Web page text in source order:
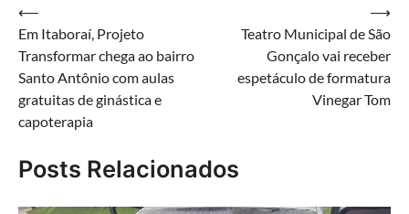
Navegação
de
Post
⟵
Em Itaboraí, Projeto
Transformar chega ao bairro
Santo Antônio com aulas
gratuitas de ginástica e
capoterapia
Teatro Municipal de São
Gonçalo vai receber
espetáculo de formatura
Vinegar Tom
⟶
Posts Relacionados